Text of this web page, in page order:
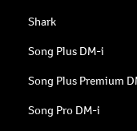
Shark
Song Plus DM-i
Song Plus Premium
Song Pro DM-i